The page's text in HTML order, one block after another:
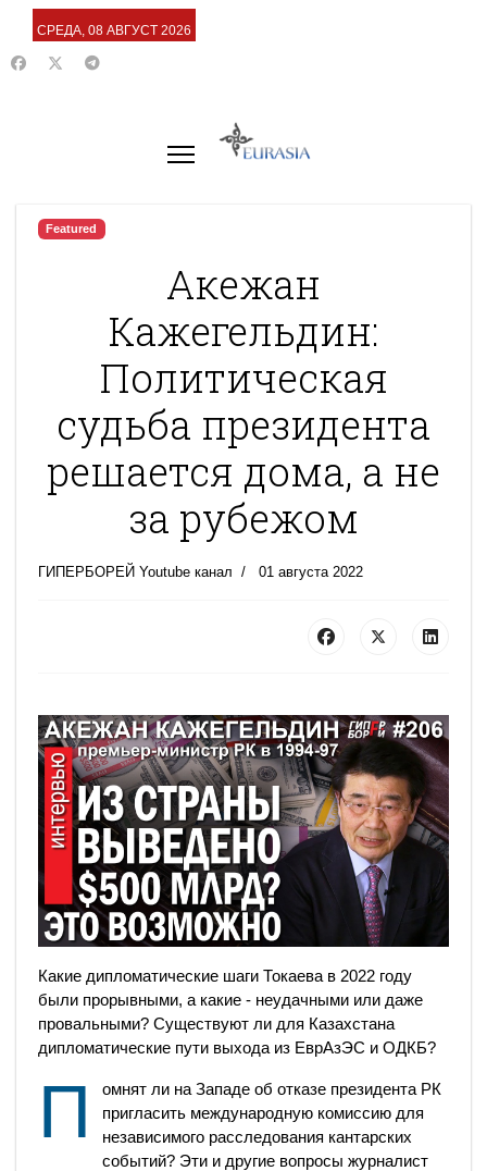
СРЕДА, 08 АВГУСТ 2026
Featured
Акежан
Кажегельдин:
Политическая
судьба президента
решается дома, а не
за рубежом
ГИПЕРБОРЕЙ Youtube канал 01 августа 2022
Какие дипломатические шаги Токаева в 2022 году
были прорывными, а какие - неудачными или даже
провальными? Существуют ли для Казахстана
дипломатические пути выхода из ЕврАзЭС и ОДКБ?
П
омнят ли на Западе об отказе президента РК
пригласить международную комиссию для
независимого расследования кантарских
событий? Эти и другие вопросы журналист